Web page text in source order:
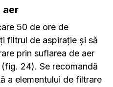
aer
50 de ore de
filtrul de aspirație și să
prin suflarea de aer
24). Se recomandă
a elementului de filtrare